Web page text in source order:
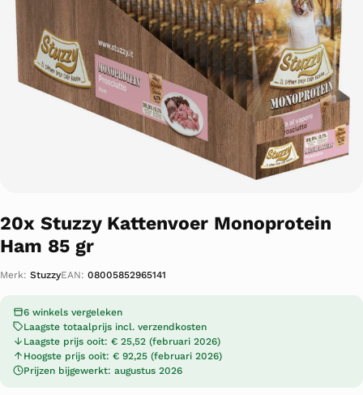
20x Stuzzy Kattenvoer Monoprotein
Ham 85 gr
Merk: StuzzyEAN: 08005852965141
6 winkels vergeleken
Laagste totaalprijs incl. verzendkosten
Laagste prijs ooit: € 25,52 (februari 2026)
Hoogste prijs ooit: € 92,25 (februari 2026)
Prijzen bijgewerkt: augustus 2026